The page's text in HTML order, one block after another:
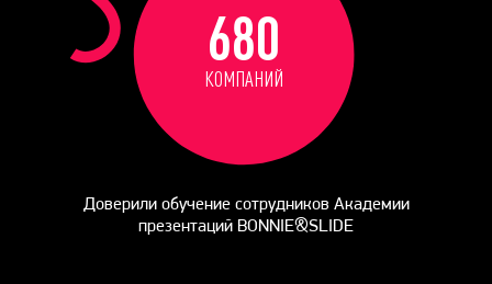
680
КОМПАНИЙ
Доверили обучение сотрудников Академии
презентаций BONNIE&SLIDE